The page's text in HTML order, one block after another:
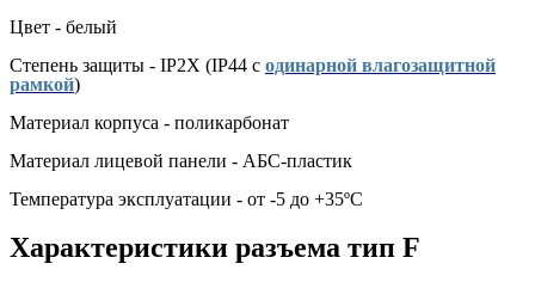
Цвет - белый
Степень защиты - IP2X (IP44 с одинарной влагозащитной
рамкой)
Материал корпуса - поликарбонат
Материал лицевой панели - АБС-пластик
Температура эксплуатации - от -5 до +35ºС
Характеристики разъема тип F